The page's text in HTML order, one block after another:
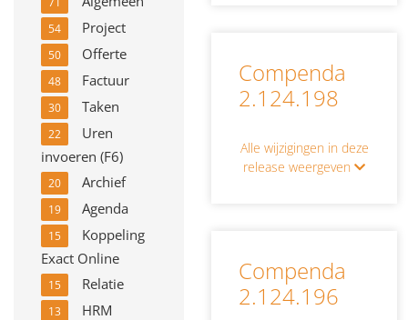
Compenda
2.124.198
Alle wijzigingen in deze
release weergeven
Compenda
2.124.196
54 Project
50 Offerte
48 Factuur
30 Taken
22
Uren
invoeren (F6)
20 Archief
19 Agenda
15
Koppeling
Exact Online
15 Relatie
13 HRM